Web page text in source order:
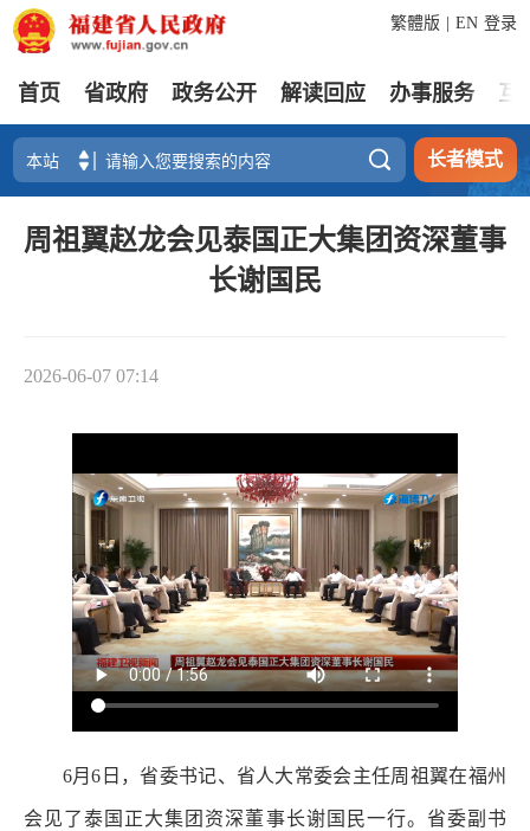
登录
繁體版 EN
首页 省政府 政务公开 解读回应 办事服务 互
 长者模式
周祖翼赵龙会见泰国正大集团资深董事
长谢国民
2026-06-07 07:14
6月6日，省委书记、省人大常委会主任周祖翼在福州
会见了泰国正大集团资深董事长谢国民一行。省委副书